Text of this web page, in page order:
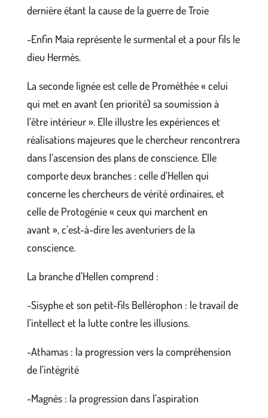
dernière étant la cause de la guerre de Troie
-Enfin Maia représente le surmental et a pour fils le
dieu Hermès.
La seconde lignée est celle de Prométhée « celui
qui met en avant (en priorité) sa soumission à
l’être intérieur ». Elle illustre les expériences et
réalisations majeures que le chercheur rencontrera
dans l’ascension des plans de conscience. Elle
comporte deux branches : celle d’Hellen qui
concerne les chercheurs de vérité ordinaires, et
celle de Protogénie « ceux qui marchent en
avant », c’est-à-dire les aventuriers de la
conscience.
La branche d’Hellen comprend :
-Sisyphe et son petit-fils Bellérophon : le travail de
l’intellect et la lutte contre les illusions.
-Athamas : la progression vers la compréhension
de l’intégrité
-Magnès : la progression dans l’aspiration